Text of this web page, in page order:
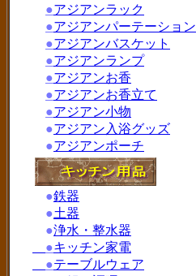
●アジアンラック
●アジアンパーテーション
●アジアンバスケット
●アジアンランプ
●アジアンお香
●アジアンお香立て
●アジアン小物
●アジアン入浴グッズ
●アジアンポーチ
●鉄器
●土器
●浄水・整水器
●キッチン家電
●テーブルウェア